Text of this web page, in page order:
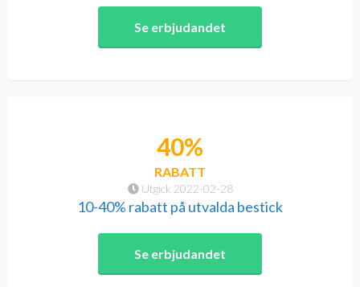
Se erbjudandet
Utgick 2022-02-28
40%
RABATT
10-40% rabatt på utvalda bestick
Se erbjudandet